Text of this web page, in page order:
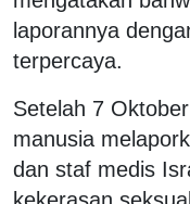
laporannya
terpercaya.
Setelah 7
manusia
dan staf medis